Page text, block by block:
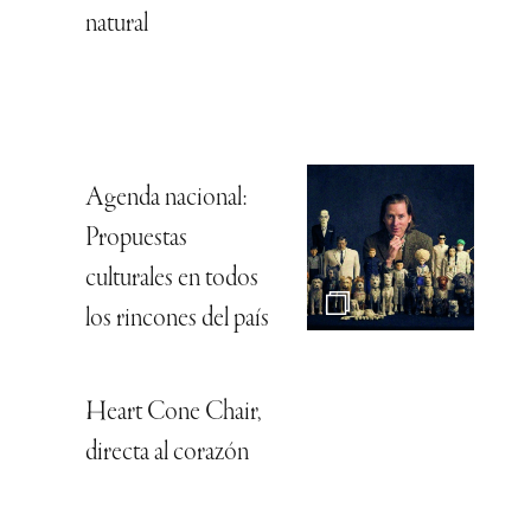
natural
Agenda nacional:
Propuestas
culturales en todos
los rincones del país
Heart Cone Chair,
directa al corazón